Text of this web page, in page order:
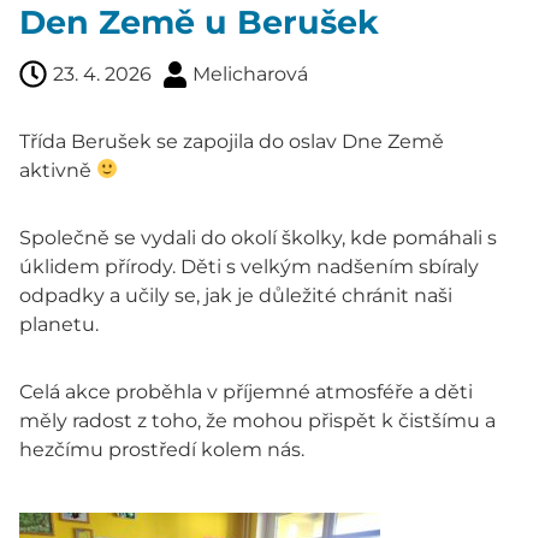
Den Země u Berušek
23. 4. 2026 Melicharová
Třída Berušek se zapojila do oslav Dne Země
aktivně
Společně se vydali do okolí školky, kde pomáhali s
úklidem přírody. Děti s velkým nadšením sbíraly
odpadky a učily se, jak je důležité chránit naši
planetu.
Celá akce proběhla v příjemné atmosféře a děti
měly radost z toho, že mohou přispět k čistšímu a
hezčímu prostředí kolem nás.